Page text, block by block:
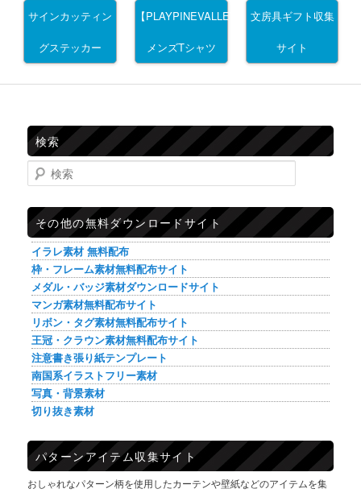
サインカッティン
グステッカー
【PLAYPINEVALLEY】
メンズTシャツ
文房具ギフト収集
サイト
検索
検索
その他の無料ダウンロードサイト
イラレ素材 無料配布
枠・フレーム素材無料配布サイト
メダル・バッジ素材ダウンロードサイト
マンガ素材無料配布サイト
リボン・タグ素材無料配布サイト
王冠・クラウン素材無料配布サイト
注意書き張り紙テンプレート
南国系イラストフリー素材
写真・背景素材
切り抜き素材
パターンアイテム収集サイト
おしゃれなパターン柄を使用したカーテンや壁紙などのアイテムを集